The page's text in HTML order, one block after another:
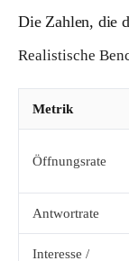
Die Zahlen, die
Realistische
Metrik
Öffnungsrate
Antwortrate
Interesse /